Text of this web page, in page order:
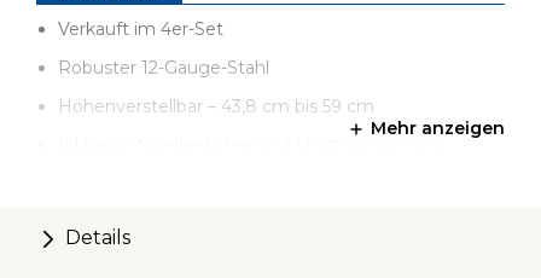
Verkauft im 4er-Set
Robuster 12-Gauge-Stahl
Höhenverstellbar – 43,8 cm bis 59 cm
Doppelt arretierbare Rollen (PRS3090) für
Mehr anzeigen
Details